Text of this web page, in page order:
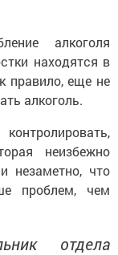
алкоголя
находятся в
правило, еще не
алкоголь.
неизбежно
незаметно, что
проблем, чем
отдела